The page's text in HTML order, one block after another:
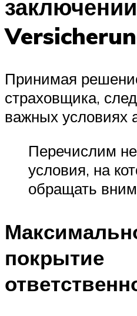
Принимая
страховщика,
важных условиях
Перечислим
условия, на
обращать
покрытие